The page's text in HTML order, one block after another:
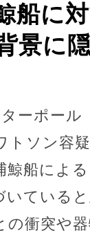
船に
景に
ーポー
トソン容
鯨船によ
いている
の衝突や